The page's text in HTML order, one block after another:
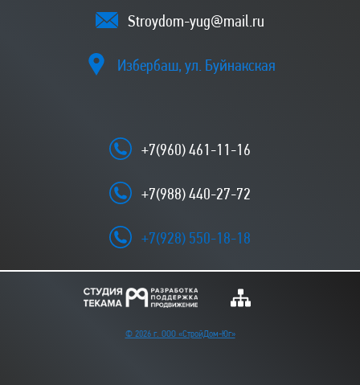
Stroydom-yug@mail.ru
Избербаш, ул. Буйнакская
+7(960) 461-11-16
+7(988) 440-27-72
+7(928) 550-18-18
© 2026 г. ООО «СтройДом-Юг»